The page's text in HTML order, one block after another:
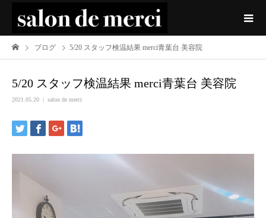
ブログ 5/20 スタッフ検温結果 merci青葉台 美容院
5/20 スタッフ検温結果 merci青葉台 美容院
2021.05.20 salon de merci